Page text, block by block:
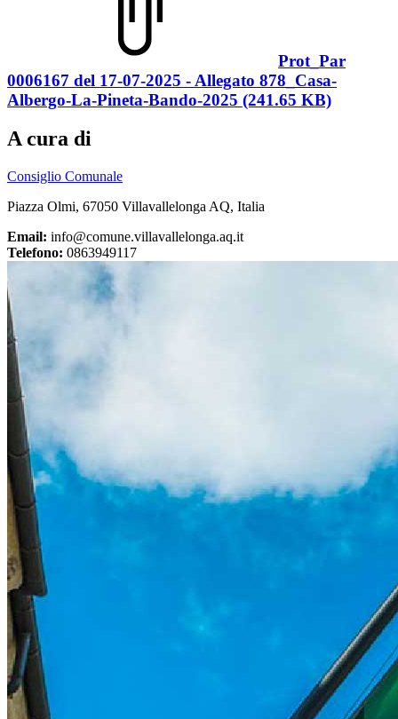
Prot_Par
0006167 del 17-07-2025 - Allegato 878_Casa-
Albergo-La-Pineta-Bando-2025 (241.65 KB)
A cura di
Consiglio Comunale
Piazza Olmi, 67050 Villavallelonga AQ, Italia
Email: info@comune.villavallelonga.aq.it
Telefono: 0863949117